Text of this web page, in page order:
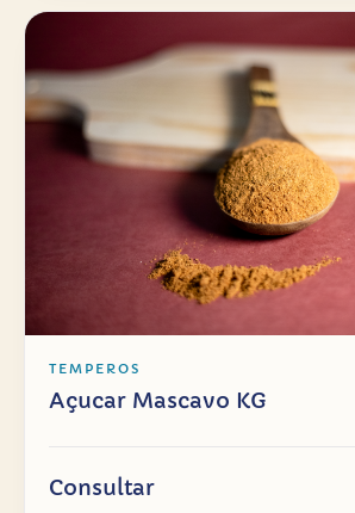
TEMPEROS
Açucar Mascavo KG
Consultar